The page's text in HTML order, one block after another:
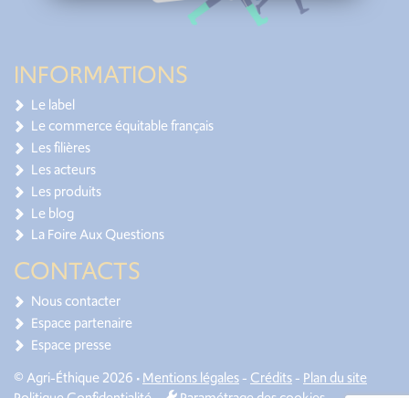
INFORMATIONS
Le label
Le commerce équitable français
Les filières
Les acteurs
Les produits
Le blog
La Foire Aux Questions
CONTACTS
Nous contacter
Espace partenaire
Espace presse
© Agri-Éthique 2026 •Mentions légales- Crédits- Plan du site